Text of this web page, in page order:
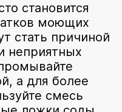
становится
моющих
стать причиной
неприятных
а для более
смесь